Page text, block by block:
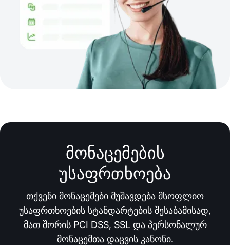
მონაცემების
უსაფრთხოება
თქვენი მონაცემები მუშავდება მსოფლიო
უსაფრთხოების სტანდარტების შესაბამისად,
მათ შორის PCI DSS, SSL და პერსონალურ
მონაცემთა დაცვის კანონი.